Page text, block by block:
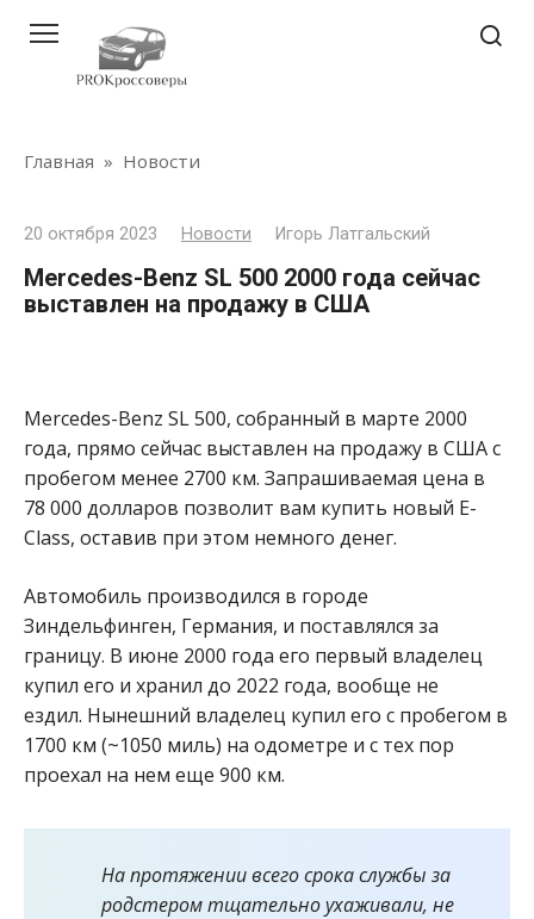
контенту
Главная » Новости
20 октября 2023 Новости Игорь Латгальский
Mercedes-Benz SL 500 2000 года сейчас
выставлен на продажу в США
Mercedes-Benz SL 500, собранный в марте 2000
года, прямо сейчас выставлен на продажу в США с
пробегом менее 2700 км. Запрашиваемая цена в
78 000 долларов позволит вам купить новый E-
Class, оставив при этом немного денег.
Автомобиль производился в городе
Зиндельфинген, Германия, и поставлялся за
границу. В июне 2000 года его первый владелец
купил его и хранил до 2022 года, вообще не
ездил. Нынешний владелец купил его с пробегом в
1700 км (~1050 миль) на одометре и с тех пор
проехал на нем еще 900 км.
На протяжении всего срока службы за
родстером тщательно ухаживали, не